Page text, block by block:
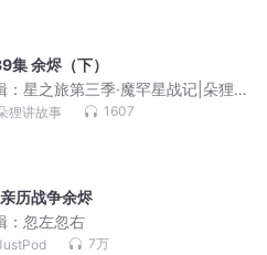
集 余烬（下）
：星之旅第三季·魔罕星战记|朵狸历
后传
狸讲故事 1607
历战争余烬
： 忽左忽右
7万